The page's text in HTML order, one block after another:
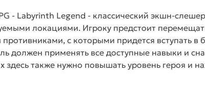
- Labyrinth Legend - классический экшн-
локациями. Игроку предстоит
с которыми придется вступать в
должен применять все доступные навыки и
здесь также нужно повышать уровень героя и